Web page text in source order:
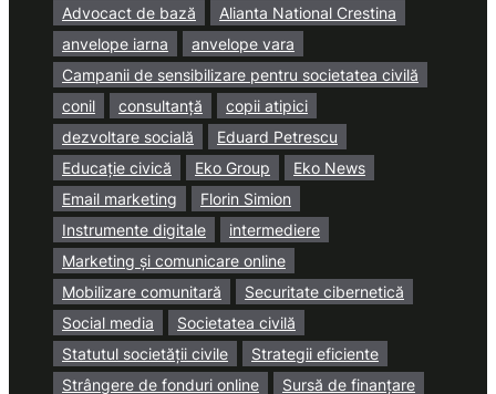
Advocact de bază
Alianta National Crestina
anvelope iarna
anvelope vara
Campanii de sensibilizare pentru societatea civilă
conil
consultanță
copii atipici
dezvoltare socială
Eduard Petrescu
Educație civică
Eko Group
Eko News
Email marketing
Florin Simion
Instrumente digitale
intermediere
Marketing și comunicare online
Mobilizare comunitară
Securitate cibernetică
Social media
Societatea civilă
Statutul societății civile
Strategii eficiente
Strângere de fonduri online
Sursă de finanțare